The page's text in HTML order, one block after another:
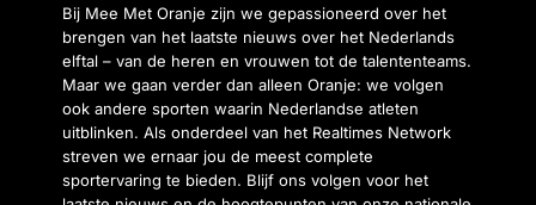
Bij Mee Met Oranje zijn we gepassioneerd over het
brengen van het laatste nieuws over het Nederlands
elftal – van de heren en vrouwen tot de talententeams.
Maar we gaan verder dan alleen Oranje: we volgen
ook andere sporten waarin Nederlandse atleten
uitblinken. Als onderdeel van het Realtimes Network
streven we ernaar jou de meest complete
sportervaring te bieden. Blijf ons volgen voor het